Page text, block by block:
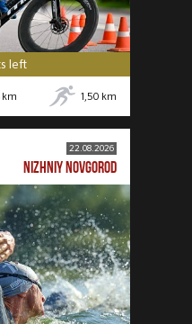
left
km 1,50 km
22.08.2026
NIZHNIY NOVGOROD